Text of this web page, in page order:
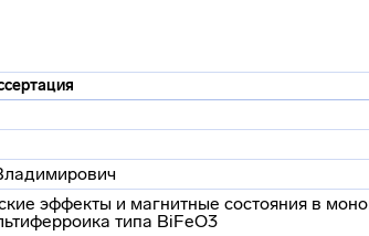
эффекты и магнитные состояния в
типа BiFeO3